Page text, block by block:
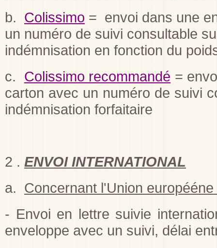
b. Colissimo = envoi dans une
un numéro de suivi consultable
indémnisation en fonction du
c. Colissimo recommandé =
carton avec un numéro de suivi
indémnisation forfaitaire
2 . ENVOI INTERNATIONAL
a. Concernant l'Union
- Envoi en lettre suivie
enveloppe avec un suivi, délai